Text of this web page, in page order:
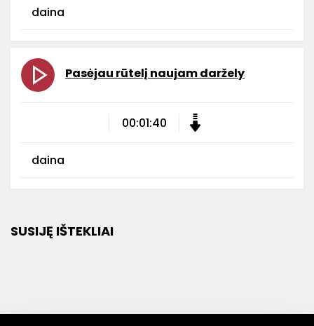
daina
Pasėjau rūtelį naujam daržely
00:01:40
daina
SUSIJĘ IŠTEKLIAI